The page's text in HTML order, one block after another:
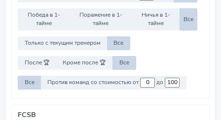
Победа в 1-
тайме
Поражение в 1-
тайме
Ничья в 1-
тайме
Все
Только с текущим тренером Все
После 🏆 Кроме после 🏆 Все
Все Против команд со стоимостью от до
FCSB